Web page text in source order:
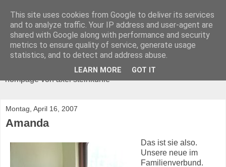
ANTIROM
hompage von axel steinkuhle
Montag, April 16, 2007
Amanda
Das ist sie also.
Unsere neue im
Familienverbund.
This site uses cookies from Google to deliver its services
and to analyze traffic. Your IP address and user-agent are
shared with Google along with performance and security
metrics to ensure quality of service, generate usage
statistics, and to detect and address abuse.
LEARN MORE GOT IT